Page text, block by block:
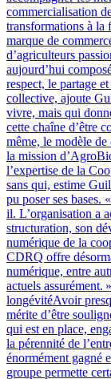
commercialisation
transformations à la
marque de
d’agriculteurs
aujourd’hui
respect, le partage
collective, ajoute
vivre, mais qui
cette chaîne d’être
même, le modèle
la mission
l’expertise de la
sans qui, estime
pu poser ses bases.
il. L’organisation a
structuration, son
numérique de la
CDRQ offre
numérique, entre
actuels
longévitéAvoir
mérite d’être
qui est en place,
la pérennité de
énormément gagné
groupe permette